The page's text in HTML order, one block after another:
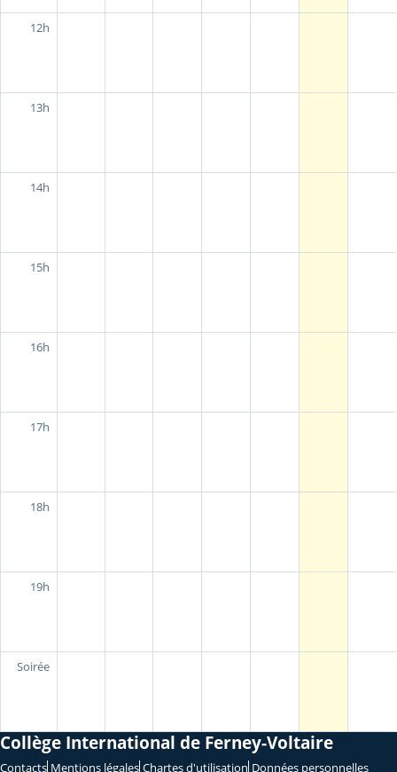
12h
13h
14h
15h
16h
17h
18h
19h
Soirée
Collège International de Ferney-Voltaire
Contacts Mentions légales Chartes d'utilisation Données personnelles